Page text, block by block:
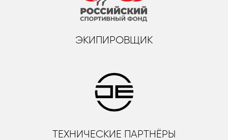
ЭКИПИРОВЩИК
ТЕХНИЧЕСКИЕ ПАРТНЁРЫ